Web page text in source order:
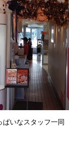
ぱいなスタッフ一